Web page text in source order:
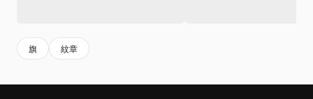
旗 紋章